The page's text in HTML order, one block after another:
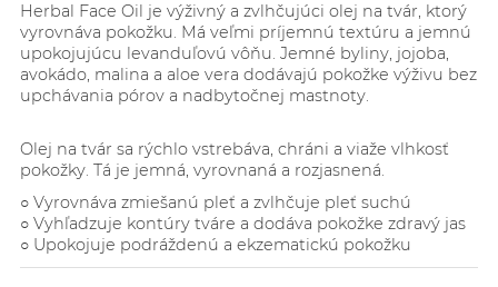
Herbal Face Oil je výživný a zvlhčujúci olej na tvár, ktorý
vyrovnáva pokožku. Má veľmi príjemnú textúru a jemnú
upokojujúcu levanduľovú vôňu. Jemné byliny, jojoba,
avokádo, malina a aloe vera dodávajú pokožke výživu bez
upchávania pórov a nadbytočnej mastnoty.
Olej na tvár sa rýchlo vstrebáva, chráni a viaže vlhkosť
pokožky. Tá je jemná, vyrovnaná a rozjasnená.
○ Vyrovnáva zmiešanú pleť a zvlhčuje pleť suchú
○ Vyhľadzuje kontúry tváre a dodáva pokožke zdravý jas
○ Upokojuje podráždenú a ekzematickú pokožku